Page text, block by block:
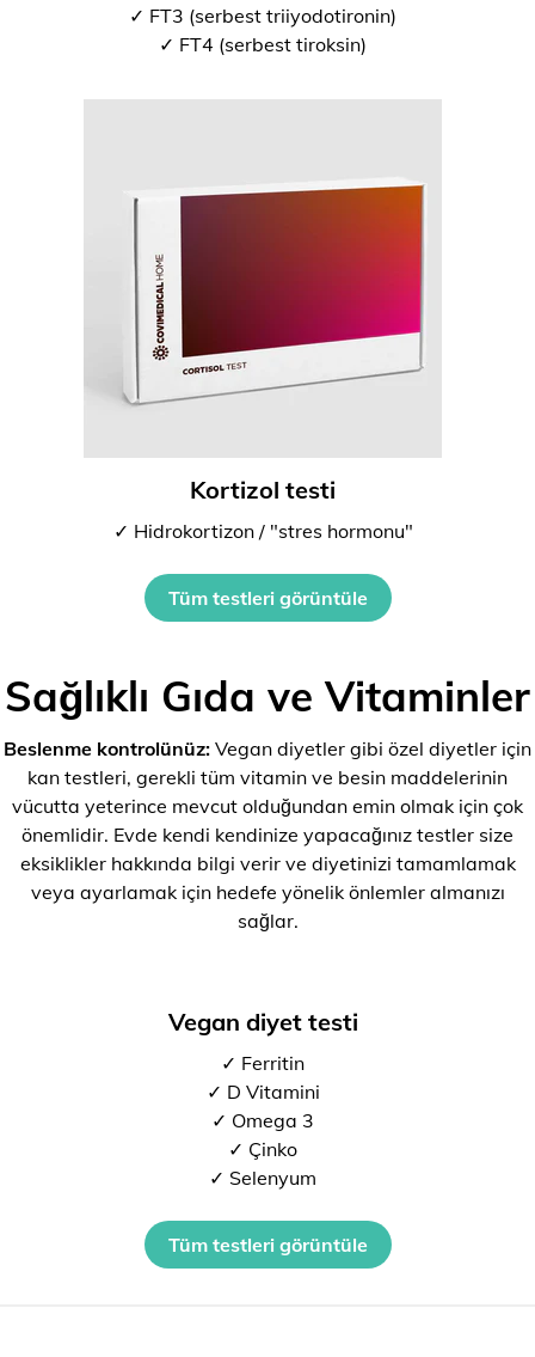
✓ FT3 (serbest triiyodotironin)
✓ FT4 (serbest tiroksin)
Kortizol testi
✓ Hidrokortizon / "stres hormonu"
Tüm testleri görüntüle
Sağlıklı Gıda ve Vitaminler
Beslenme kontrolünüz: Vegan diyetler gibi özel diyetler için
kan testleri, gerekli tüm vitamin ve besin maddelerinin
vücutta yeterince mevcut olduğundan emin olmak için çok
önemlidir. Evde kendi kendinize yapacağınız testler size
eksiklikler hakkında bilgi verir ve diyetinizi tamamlamak
veya ayarlamak için hedefe yönelik önlemler almanızı
sağlar.
Vegan diyet testi
✓ Ferritin
✓ D Vitamini
✓ Omega 3
✓ Çinko
✓ Selenyum
Tüm testleri görüntüle